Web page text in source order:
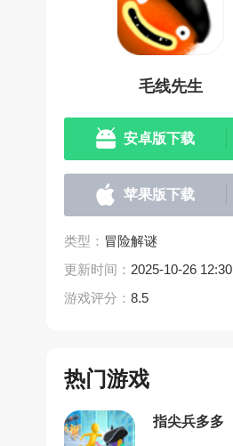
毛线先生
安卓版下载
苹果版下载
类型： 冒险解谜
更新时间： 2025-10-26 12:30
游戏评分： 8.5
热门游戏
指尖兵多多